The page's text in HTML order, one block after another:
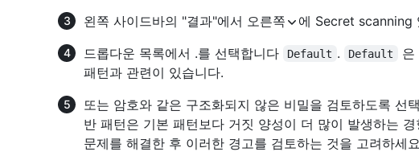
왼쪽 사이드바의 "결과"에서 오른쪽
에 Secret scanning
드롭다운 목록에서 .를 선택합니다
Default . Default
은
패턴과 관련이 있습니다.
또는 암호와 같은 구조화되지 않은 비밀을 검토하도록 선
반 패턴은 기본 패턴보다 거짓 양성이 더 많이 발생하는
문제를 해결한 후 이러한 경고를 검토하는 것을 고려하세